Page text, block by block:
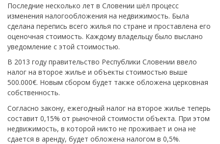
Последние несколько лет в Словении шёл процесс
изменения налогообложения на недвижимость. Была
сделана перепись всего жилья по стране и проставлена его
оценочная стоимость. Каждому владельцу было выслано
уведомление с этой стоимостью.
В 2013 году правительство Республики Словении ввело
налог на второе жилье и объекты стоимостью выше
500.000€. Новым сбором будет также обложена церковная
собственность.
Согласно закону, ежегодный налог на второе жилье теперь
составит 0,15% от рыночной стоимости объекта. При этом
недвижимость, в которой никто не проживает и она не
сдается в аренду, будет обложена налогом в 0,5%.